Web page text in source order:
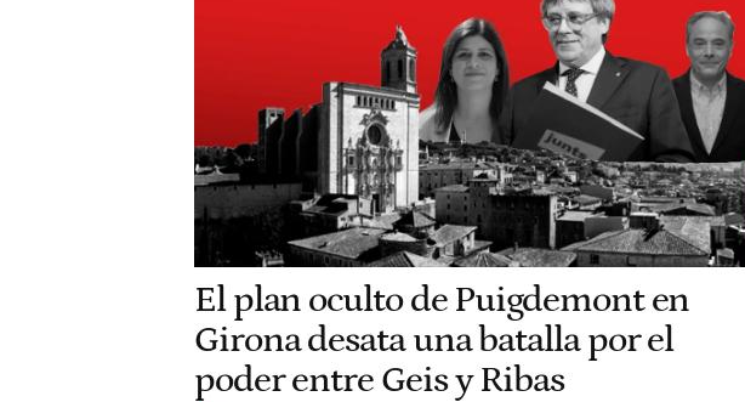
El plan oculto de Puigdemont en
Girona desata una batalla por el
poder entre Geis y Ribas